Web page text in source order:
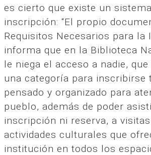
es cierto que existe un
inscripción: “El propio
Requisitos Necesarios para la
informa que en la Biblioteca
le niega el acceso a nadie,
una categoría para inscribirse
pensado y organizado para
pueblo, además de poder
inscripción ni reserva, a
actividades culturales que
institución en todos los